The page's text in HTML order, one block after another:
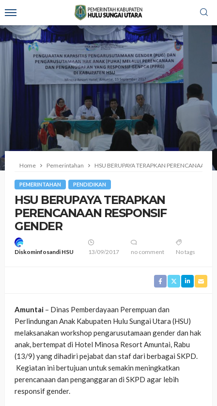
Home Pemerintahan HSU BERUPAYA TERAPKAN PERENCANAAN
PEMERINTAHAN PENDIDIKAN
HSU BERUPAYA TERAPKAN
PERENCANAAN RESPONSIF
GENDER
Diskominfosandi HSU 13/09/2017 no comment No tags
Amuntai – Dinas Pemberdayaan Perempuan dan
Perlindungan Anak Kabupaten Hulu Sungai Utara (HSU)
melaksanakan workshop pengarusutamaan gender dan hak
anak, bertempat di Hotel Minosa Resort Amuntai, Rabu
(13/9) yang dihadiri pejabat dan staf dari berbagai SKPD.
Kegiatan ini bertujuan untuk semakin meningkatkan
perencanaan dan penganggaran di SKPD agar lebih
responsif gender.